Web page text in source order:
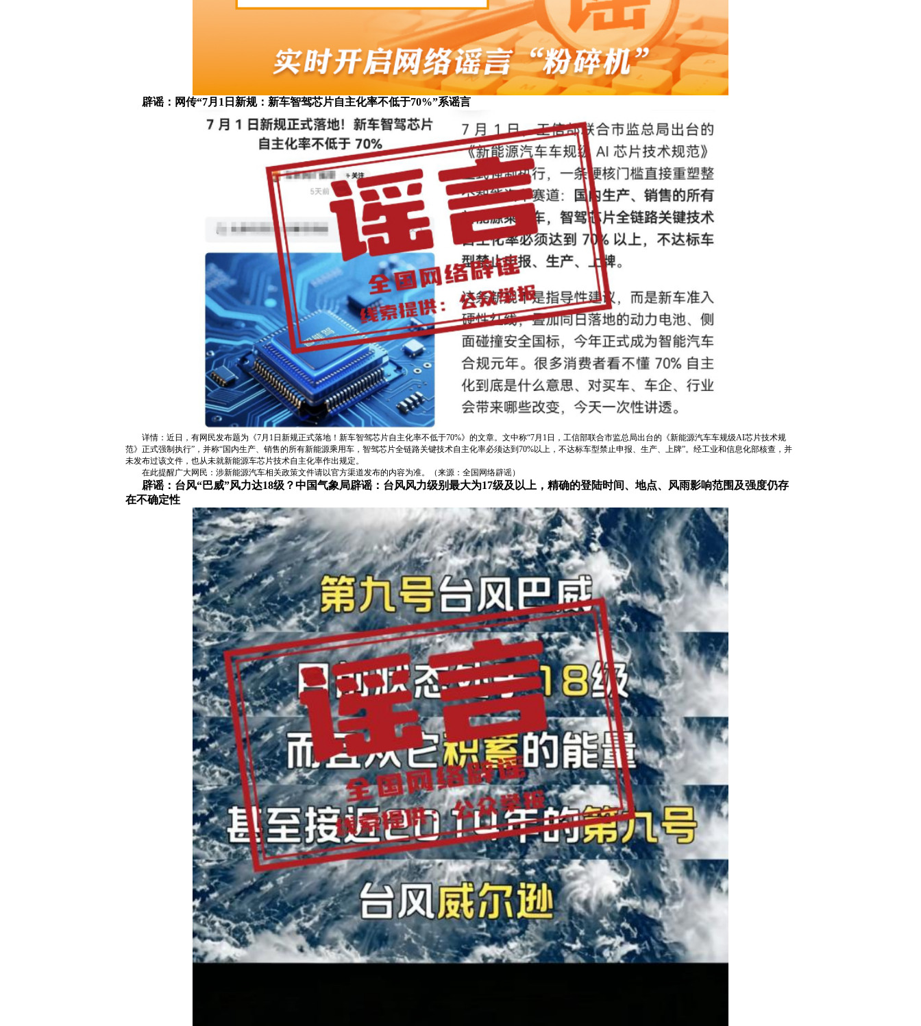
辟谣：网传“7月1日新规：新车智驾芯片自主化率不低于70%”系谣言
详情：近日，有网民发布题为《7月1日新规正式落地！新车智驾芯片自主化率不低于70%》的文章。文中称“7月1日，工信部联合市监总局出台的《新能源汽车车规级AI芯片技术规
范》正式强制执行”，并称“国内生产、销售的所有新能源乘用车，智驾芯片全链路关键技术自主化率必须达到70%以上，不达标车型禁止申报、生产、上牌”。经工业和信息化部核查，并
未发布过该文件，也从未就新能源车芯片技术自主化率作出规定。
在此提醒广大网民：涉新能源汽车相关政策文件请以官方渠道发布的内容为准。（来源：全国网络辟谣）
辟谣：台风“巴威”风力达18级？中国气象局辟谣：台风风力级别最大为17级及以上，精确的登陆时间、地点、风雨影响范围及强度仍存
在不确定性